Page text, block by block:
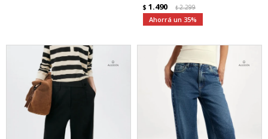
$ 1.490 $2.299
35